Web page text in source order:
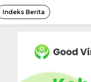
Indeks Berita